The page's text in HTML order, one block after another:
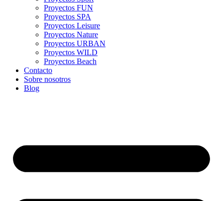
Proyectos FUN
Proyectos SPA
Proyectos Leisure
Proyectos Nature
Proyectos URBAN
Proyectos WILD
Proyectos Beach
Contacto
Sobre nosotros
Blog